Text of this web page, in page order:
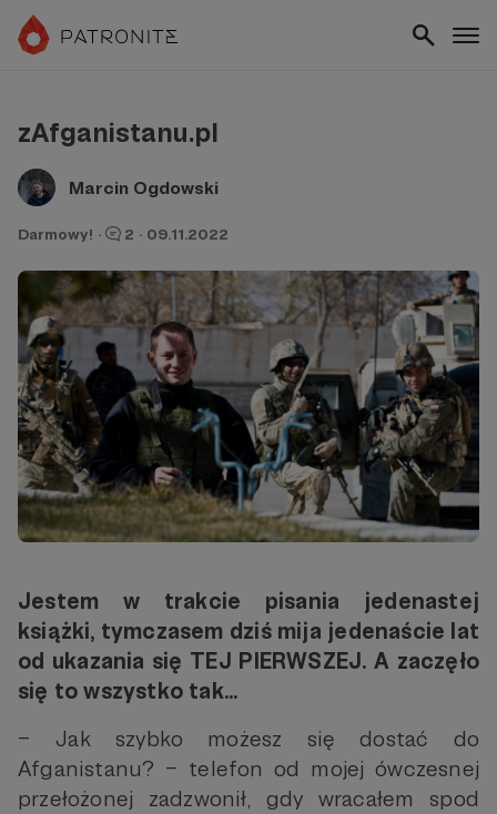
zAfganistanu.pl
Marcin Ogdowski
Darmowy! · 2 · 09.11.2022
Jestem w trakcie pisania jedenastej
książki, tymczasem dziś mija jedenaście lat
od ukazania się TEJ PIERWSZEJ. A zaczęło
się to wszystko tak...
– Jak szybko możesz się dostać do
Afganistanu? – telefon od mojej ówczesnej
przełożonej zadzwonił, gdy wracałem spod